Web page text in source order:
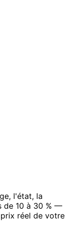
l'état, la
de 10 à 30 % —
réel de votre